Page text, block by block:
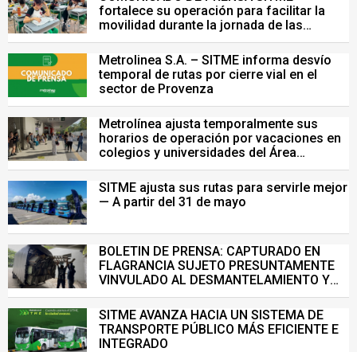
fortalece su operación para facilitar la
movilidad durante la jornada de las
Pruebas Saber del 26 de julio
Metrolinea S.A. – SITME informa desvío
temporal de rutas por cierre vial en el
sector de Provenza
Metrolínea ajusta temporalmente sus
horarios de operación por vacaciones en
colegios y universidades del Área
Metropolitana de Bucaramanga.
SITME ajusta sus rutas para servirle mejor
— A partir del 31 de mayo
BOLETIN DE PRENSA: CAPTURADO EN
FLAGRANCIA SUJETO PRESUNTAMENTE
VINVULADO AL DESMANTELAMIENTO Y
VENTA ILEGAL DE INFRAESTRUCTURA DEL
SISTEMA DE TRANSPORTE MASIVO
SITME AVANZA HACIA UN SISTEMA DE
TRANSPORTE PÚBLICO MÁS EFICIENTE E
INTEGRADO